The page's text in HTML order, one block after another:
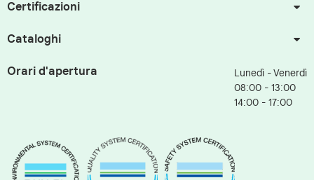
Certificazioni
Cataloghi
Orari d'apertura
Lunedì - Venerdì
08:00 - 13:00
14:00 - 17:00